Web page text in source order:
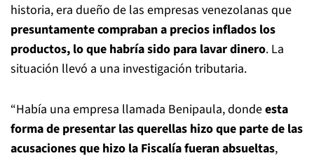
historia, era dueño de las empresas venezolanas que
presuntamente compraban a precios inflados los
productos, lo que habría sido para lavar dinero. La
situación llevó a una investigación tributaria.
“Había una empresa llamada Benipaula, dondeesta
forma de presentar las querellas hizo que parte de las
acusaciones que hizo la Fiscalía fueran absueltas,